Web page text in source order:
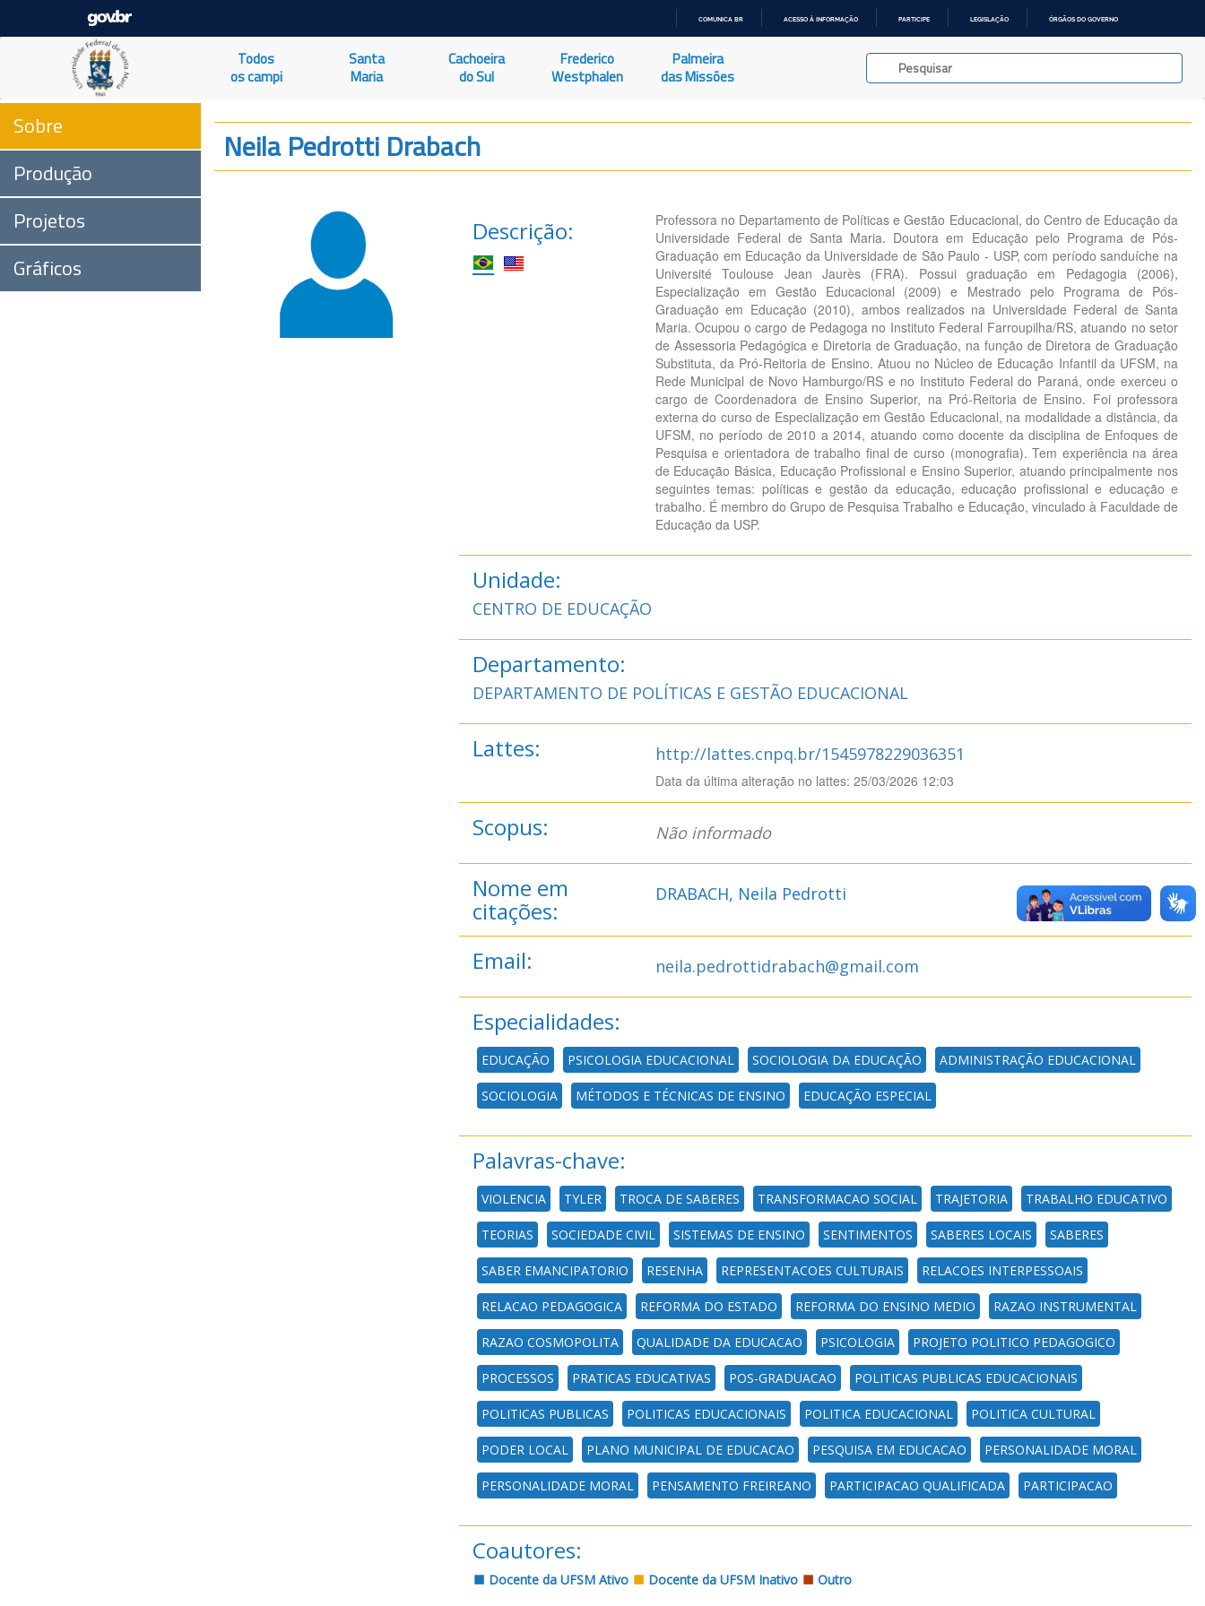
O
COMUNICA BR ACESSO À INFORMAÇÃO PARTICIPE LEGISLAÇÃO ÓRGÃOS DO GOVERNO
Todos
os campi
Santa
Maria
Cachoeira
do Sul
Frederico
Westphalen
Palmeira
das Missões
Sobre
Produção
Projetos
Gráficos
Neila Pedrotti Drabach
Descrição:
Professora no Departamento de Políticas e Gestão Educacional, do Centro de Educação da
Universidade Federal de Santa Maria. Doutora em Educação pelo Programa de Pós-
Graduação em Educação da Universidade de São Paulo - USP, com período sanduíche na
Université Toulouse Jean Jaurès (FRA). Possui graduação em Pedagogia (2006),
Especialização em Gestão Educacional (2009) e Mestrado pelo Programa de Pós-
Graduação em Educação (2010), ambos realizados na Universidade Federal de Santa
Maria. Ocupou o cargo de Pedagoga no Instituto Federal Farroupilha/RS, atuando no setor
de Assessoria Pedagógica e Diretoria de Graduação, na função de Diretora de Graduação
Substituta, da Pró-Reitoria de Ensino. Atuou no Núcleo de Educação Infantil da UFSM, na
Rede Municipal de Novo Hamburgo/RS e no Instituto Federal do Paraná, onde exerceu o
cargo de Coordenadora de Ensino Superior, na Pró-Reitoria de Ensino. Foi professora
externa do curso de Especialização em Gestão Educacional, na modalidade a distância, da
UFSM, no período de 2010 a 2014, atuando como docente da disciplina de Enfoques de
Pesquisa e orientadora de trabalho final de curso (monografia). Tem experiência na área
de Educação Básica, Educação Profissional e Ensino Superior, atuando principalmente nos
seguintes temas: políticas e gestão da educação, educação profissional e educação e
trabalho. É membro do Grupo de Pesquisa Trabalho e Educação, vinculado à Faculdade de
Educação da USP.
Unidade:
CENTRO DE EDUCAÇÃO
Departamento:
DEPARTAMENTO DE POLÍTICAS E GESTÃO EDUCACIONAL
Lattes: http://lattes.cnpq.br/1545978229036351
Data da última alteração no lattes: 25/03/2026 12:03
Scopus: Não informado
Nome em
citações:
DRABACH, Neila Pedrotti
Email: neila.pedrottidrabach@gmail.com
Especialidades:
EDUCAÇÃO PSICOLOGIA EDUCACIONAL SOCIOLOGIA DA EDUCAÇÃO ADMINISTRAÇÃO EDUCACIONAL
SOCIOLOGIA MÉTODOS E TÉCNICAS DE ENSINO EDUCAÇÃO ESPECIAL
Palavras-chave:
VIOLENCIA TYLER TROCA DE SABERES TRANSFORMACAO SOCIAL TRAJETORIA TRABALHO EDUCATIVO
TEORIAS SOCIEDADE CIVIL SISTEMAS DE ENSINO SENTIMENTOS SABERES LOCAIS SABERES
SABER EMANCIPATORIO RESENHA REPRESENTACOES CULTURAIS RELACOES INTERPESSOAIS
RELACAO PEDAGOGICA REFORMA DO ESTADO REFORMA DO ENSINO MEDIO RAZAO INSTRUMENTAL
RAZAO COSMOPOLITA QUALIDADE DA EDUCACAO PSICOLOGIA PROJETO POLITICO PEDAGOGICO
PROCESSOS PRATICAS EDUCATIVAS POS-GRADUACAO POLITICAS PUBLICAS EDUCACIONAIS
POLITICAS PUBLICAS POLITICAS EDUCACIONAIS POLITICA EDUCACIONAL POLITICA CULTURAL
PODER LOCAL PLANO MUNICIPAL DE EDUCACAO PESQUISA EM EDUCACAO PERSONALIDADE MORAL
PERSONALIDADE MORAL PENSAMENTO FREIREANO PARTICIPACAO QUALIFICADA PARTICIPACAO
Coautores:
Docente da UFSM Ativo Docente da UFSM Inativo Outro